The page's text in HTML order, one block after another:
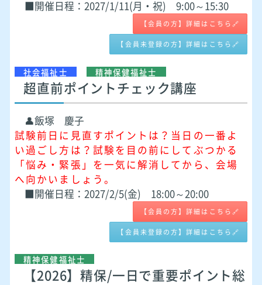
■開催日程：2027/1/11(月・祝) 9:00～15:30
【会員の方】詳細はこちら🔗
【会員未登録の方】詳細はこちら🔗
社会福祉士 精神保健福祉士
超直前ポイントチェック講座
👤飯塚 慶子
試験前日に見直すポイントは？当日の一番よ
い過ごし方は？試験を目の前にしてぶつかる
「悩み・緊張」を一気に解消してから、会場
へ向かいましょう。
■開催日程：2027/2/5(金) 18:00～20:00
【会員の方】詳細はこちら🔗
【会員未登録の方】詳細はこちら🔗
精神保健福祉士
【2026】精保/一日で重要ポイント総